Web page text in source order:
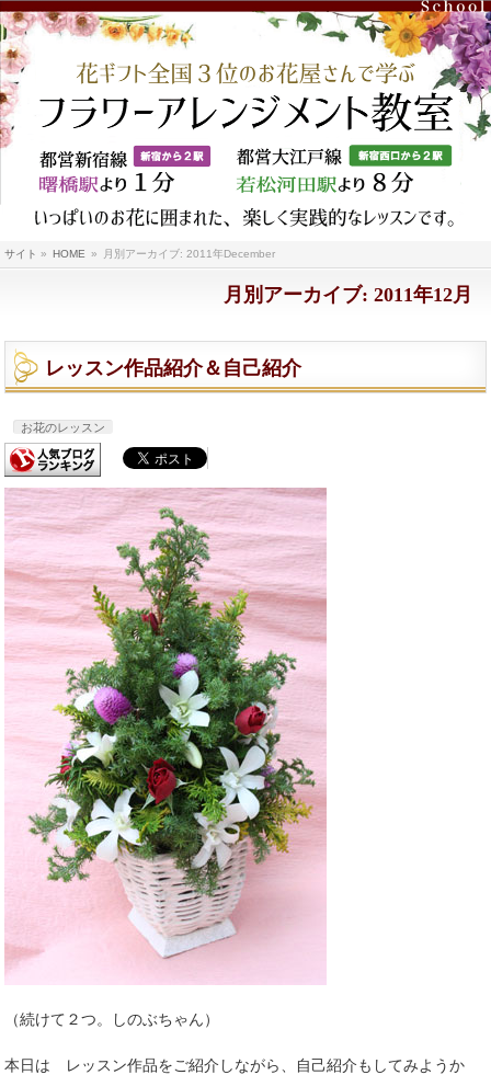
サイト » HOME » 月別アーカイブ: 2011年December
月別アーカイブ: 2011年12月
レッスン作品紹介＆自己紹介
お花のレッスン
（続けて２つ。しのぶちゃん）
本日は レッスン作品をご紹介しながら、自己紹介もしてみようか